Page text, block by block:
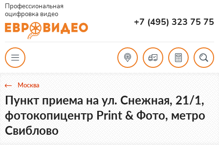
Профессиональная
оцифровка видео
+7 (495) 323 75 75
Москва
Пункт приема на ул. Снежная, 21/1,
фотокопицентр Print & Фото, метро
Свиблово